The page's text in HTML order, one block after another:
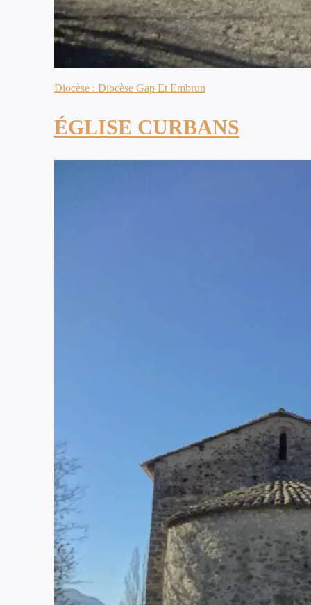
Diocèse : Diocèse Gap Et Embrun
ÉGLISE CURBANS